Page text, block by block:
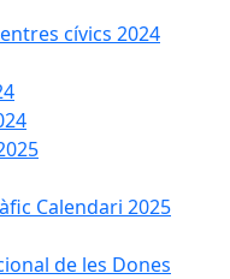
cívics 2024
Calendari 2025
de les Dones